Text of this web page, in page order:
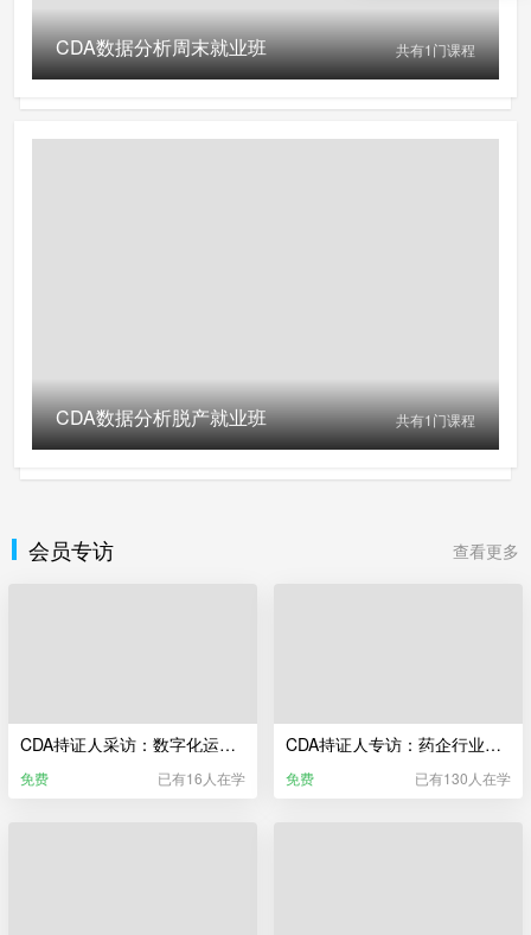
CDA数据分析周末就业班 共有1门课程
CDA数据分析脱产就业班 共有1门课程
会员专访 查看更多
CDA持证人采访：数字化运维转型 为什么是大势所趋？
免费 已有16人在学
CDA持证人专访：药企行业，做数据分析师是什么体验？
免费 已有130人在学